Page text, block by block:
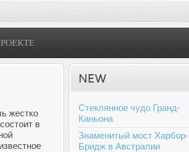
жестко
в
NEW
Стеклянное чудо Гранд-
Каньона
Знаменитый мост Харбор-
Бридж в Австралии